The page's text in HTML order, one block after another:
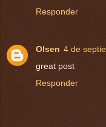
Responder
Olsen 4 de
great post
Responder